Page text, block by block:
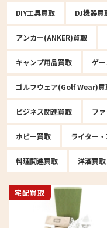
DIY工具買取 DJ機器買
アンカー(ANKER)買取
キャンプ用品買取 ゲ
ゴルフウェア(Golf Wear)買
ビジネス関連買取 フ
ホビー買取 ライター
料理関連買取 洋酒買取
宅配買取